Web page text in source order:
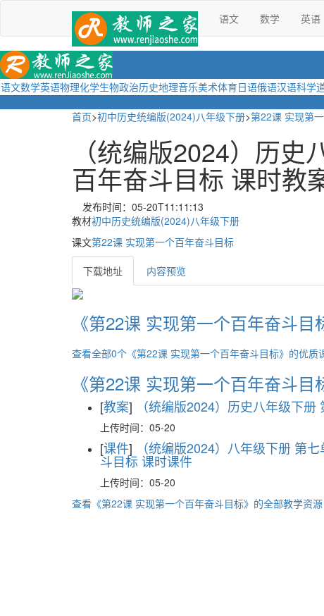
语文 数学 英语
语文数学英语物理化学生物政治历史地理音乐美术体育日语俄语汉语科学
首页>初中历史统编版(2024)八年级下册>第22课 实现第
（统编版2024）历
百年奋斗目标 课时教
发布时间：05-20T11:11:13
教材初中历史统编版(2024)八年级下册
课文第22课 实现第一个百年奋斗目标
下载地址 内容预览
《第22课 实现第一个百年奋斗
查看全部0个《第22课 实现第一个百年奋斗目标》的优质
《第22课 实现第一个百年奋斗目
[教案] （统编版2024）历史八年级下
上传时间：05-20
[课件] （统编版2024）八年级下册 第
斗目标 课时课件
上传时间：05-20
查看《第22课 实现第一个百年奋斗目标》的全部教学资源